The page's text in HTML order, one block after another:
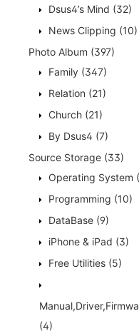
Dsus4’s Mind (32)
News Clipping (10)
Photo Album (397)
Family (347)
Relation (21)
Church (21)
By Dsus4 (7)
Source Storage (33)
Operating System
Programming (10)
DataBase (9)
iPhone & iPad (3)
Free Utilities (5)
(4)